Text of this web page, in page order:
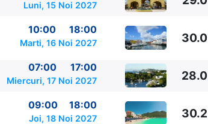
Luni, 15 Noi 2027
10:00
18:00
Marti, 16 Noi 2027 30.0
07:00
17:00
Miercuri, 17 Noi 2027 28.0
09:00
18:00
Joi, 18 Noi 2027 30.2